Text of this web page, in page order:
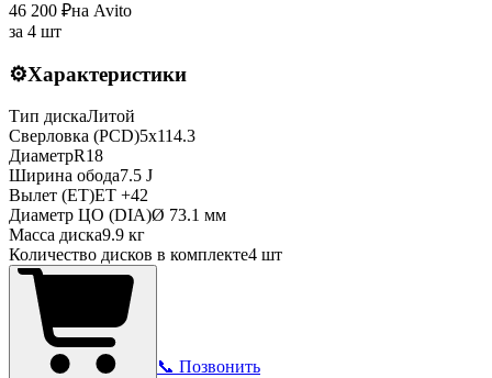
46 200 ₽на Avito
за 4 шт
⚙️Характеристики
Тип дискаЛитой
Сверловка (PCD)5x114.3
ДиаметрR18
Ширина обода7.5 J
Вылет (ET)ET +42
Диаметр ЦО (DIA)Ø 73.1 мм
Масса диска9.9 кг
Количество дисков в комплекте4 шт
📞 Позвонить